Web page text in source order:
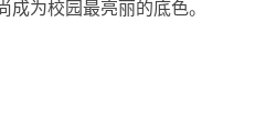
为校园最亮丽的底色。